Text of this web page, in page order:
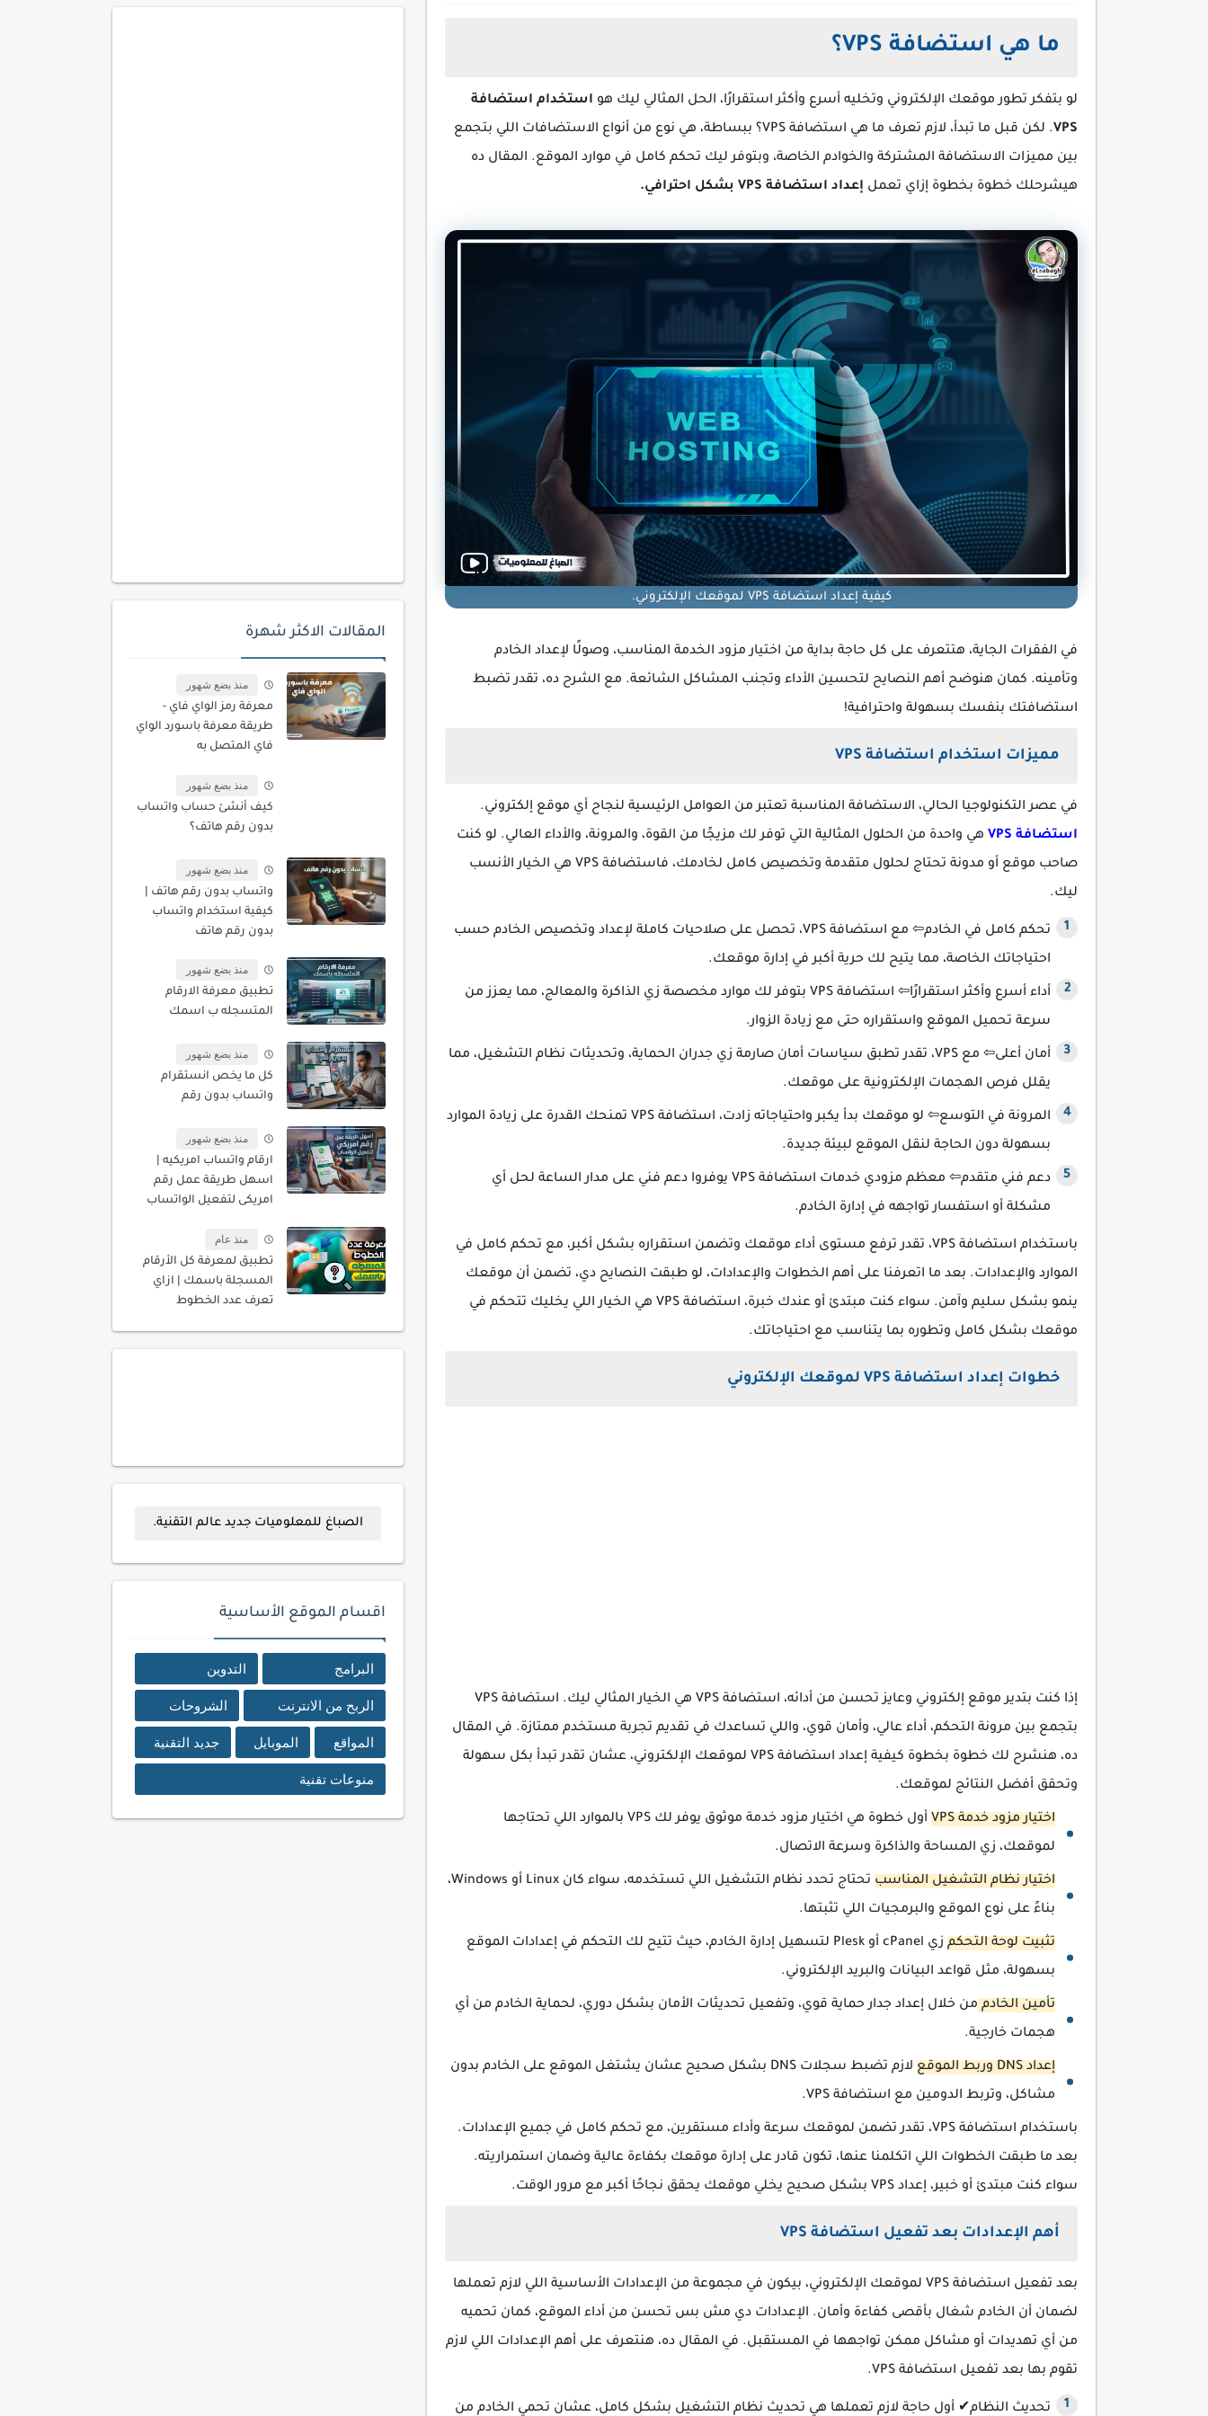
ما هي استضافة VPS؟
لو بتفكر تطور موقعك الإلكتروني وتخليه أسرع وأكثر استقرارًا، الحل المثالي ليك هو استخدام استضافة
VPS
. لكن قبل ما تبدأ، لازم تعرف ما هي استضافة VPS؟ ببساطة، هي نوع من أنواع الاستضافات اللي بتجمع
بين مميزات الاستضافة المشتركة والخوادم الخاصة، وبتوفر ليك تحكم كامل في موارد الموقع. المقال ده
هيشرحلك خطوة بخطوة إزاي تعمل إعداد استضافة VPS بشكل احترافي.
كيفية إعداد استضافة VPS لموقعك الإلكتروني.
في الفقرات الجاية، هتتعرف على كل حاجة بداية من اختيار مزود الخدمة المناسب، وصولًا لإعداد الخادم
وتأمينه. كمان هنوضح أهم النصايح لتحسين الأداء وتجنب المشاكل الشائعة. مع الشرح ده، تقدر تضبط
استضافتك بنفسك بسهولة واحترافية!
مميزات استخدام استضافة VPS
في عصر التكنولوجيا الحالي، الاستضافة المناسبة تعتبر من العوامل الرئيسية لنجاح أي موقع إلكتروني.
استضافة VPS
هي واحدة من الحلول المثالية التي توفر لك مزيجًا من القوة، والمرونة، والأداء العالي. لو كنت
صاحب موقع أو مدونة تحتاج لحلول متقدمة وتخصيص كامل لخادمك، فاستضافة VPS هي الخيار الأنسب
ليك.
تحكم كامل في الخادم⇦ مع استضافة VPS، تحصل على صلاحيات كاملة لإعداد وتخصيص الخادم حسب
احتياجاتك الخاصة، مما يتيح لك حرية أكبر في إدارة موقعك.
أداء أسرع وأكثر استقرارًا⇦ استضافة VPS بتوفر لك موارد مخصصة زي الذاكرة والمعالج، مما يعزز من
سرعة تحميل الموقع واستقراره حتى مع زيادة الزوار.
أمان أعلى⇦ مع VPS، تقدر تطبق سياسات أمان صارمة زي جدران الحماية، وتحديثات نظام التشغيل، مما
يقلل فرص الهجمات الإلكترونية على موقعك.
المرونة في التوسع⇦ لو موقعك بدأ يكبر واحتياجاته زادت، استضافة VPS تمنحك القدرة على زيادة الموارد
بسهولة دون الحاجة لنقل الموقع لبيئة جديدة.
دعم فني متقدم⇦ معظم مزودي خدمات استضافة VPS يوفروا دعم فني على مدار الساعة لحل أي
مشكلة أو استفسار تواجهه في إدارة الخادم.
باستخدام استضافة VPS، تقدر ترفع مستوى أداء موقعك وتضمن استقراره بشكل أكبر، مع تحكم كامل في
الموارد والإعدادات. بعد ما اتعرفنا على أهم الخطوات والإعدادات، لو طبقت النصايح دي، تضمن أن موقعك
ينمو بشكل سليم وآمن. سواء كنت مبتدئ أو عندك خبرة، استضافة VPS هي الخيار اللي يخليك تتحكم في
موقعك بشكل كامل وتطوره بما يتناسب مع احتياجاتك.
خطوات إعداد استضافة VPS لموقعك الإلكتروني
إذا كنت بتدير موقع إلكتروني وعايز تحسن من أدائه، استضافة VPS هي الخيار المثالي ليك. استضافة VPS
بتجمع بين مرونة التحكم، أداء عالي، وأمان قوي، واللي تساعدك في تقديم تجربة مستخدم ممتازة. في المقال
ده، هنشرح لك خطوة بخطوة كيفية إعداد استضافة VPS لموقعك الإلكتروني، عشان تقدر تبدأ بكل سهولة
وتحقق أفضل النتائج لموقعك.
اختيار مزود خدمة VPS
أول خطوة هي اختيار مزود خدمة موثوق يوفر لك VPS بالموارد اللي تحتاجها
لموقعك، زي المساحة والذاكرة وسرعة الاتصال.
اختيار نظام التشغيل المناسب
تحتاج تحدد نظام التشغيل اللي تستخدمه، سواء كان Linux أو Windows،
بناءً على نوع الموقع والبرمجيات اللي تثبتها.
تثبيت لوحة التحكم
زي cPanel أو Plesk لتسهيل إدارة الخادم، حيث تتيح لك التحكم في إعدادات الموقع
بسهولة، مثل قواعد البيانات والبريد الإلكتروني.
تأمين الخادم من خلال إعداد جدار حماية قوي، وتفعيل تحديثات الأمان بشكل دوري، لحماية الخادم من أي
هجمات خارجية.
إعداد DNS وربط الموقع
لازم تضبط سجلات DNS بشكل صحيح عشان يشتغل الموقع على الخادم بدون
مشاكل، وتربط الدومين مع استضافة VPS.
باستخدام استضافة VPS، تقدر تضمن لموقعك سرعة وأداء مستقرين، مع تحكم كامل في جميع الإعدادات.
بعد ما طبقت الخطوات اللي اتكلمنا عنها، تكون قادر على إدارة موقعك بكفاءة عالية وضمان استمراريته.
سواء كنت مبتدئ أو خبير، إعداد VPS بشكل صحيح يخلي موقعك يحقق نجاحًا أكبر مع مرور الوقت.
أهم الإعدادات بعد تفعيل استضافة VPS
بعد تفعيل استضافة VPS لموقعك الإلكتروني، بيكون في مجموعة من الإعدادات الأساسية اللي لازم تعملها
لضمان أن الخادم شغال بأقصى كفاءة وأمان. الإعدادات دي مش بس تحسن من أداء الموقع، كمان تحميه
من أي تهديدات أو مشاكل ممكن تواجهها في المستقبل. في المقال ده، هنتعرف على أهم الإعدادات اللي لازم
تقوم بها بعد تفعيل استضافة VPS.
تحديث النظام✔ أول حاجة لازم تعملها هي تحديث نظام التشغيل بشكل كامل، عشان تحمي الخادم من
المقالات الاكثر شهرة
منذ بضع شهور
معرفة رمز الواي فاي -
طريقة معرفة باسورد الواي
فاي المتصل به
منذ بضع شهور
كيف أنشئ حساب واتساب
بدون رقم هاتف؟
منذ بضع شهور
واتساب بدون رقم هاتف |
كيفية استخدام واتساب
بدون رقم هاتف
منذ بضع شهور
تطبيق معرفة الارقام
المتسجله ب اسمك
منذ بضع شهور
كل ما يخص انستقرام
واتساب بدون رقم
منذ بضع شهور
ارقام واتساب امريكيه |
اسهل طريقة عمل رقم
امريكى لتفعيل الواتساب
منذ عام
تطبيق لمعرفة كل الأرقام
المسجلة باسمك | ازاي
تعرف عدد الخطوط
الصباغ للمعلوميات جديد عالم التقنية.
اقسام الموقع الأساسية
البرامج التدوين
الربح من الانترنت الشروحات
المواقع الموبايل جديد التقنية
منوعات تقنية